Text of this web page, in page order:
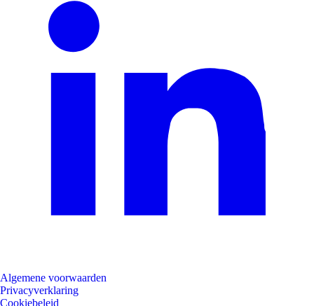
Algemene voorwaarden
Privacyverklaring
Cookiebeleid